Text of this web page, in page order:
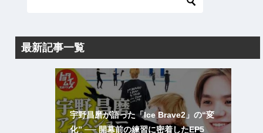
最新記事一覧
宇野昌磨が語った「Ice Brave2」の“変
化” ── 開幕前の練習に密着したEP5